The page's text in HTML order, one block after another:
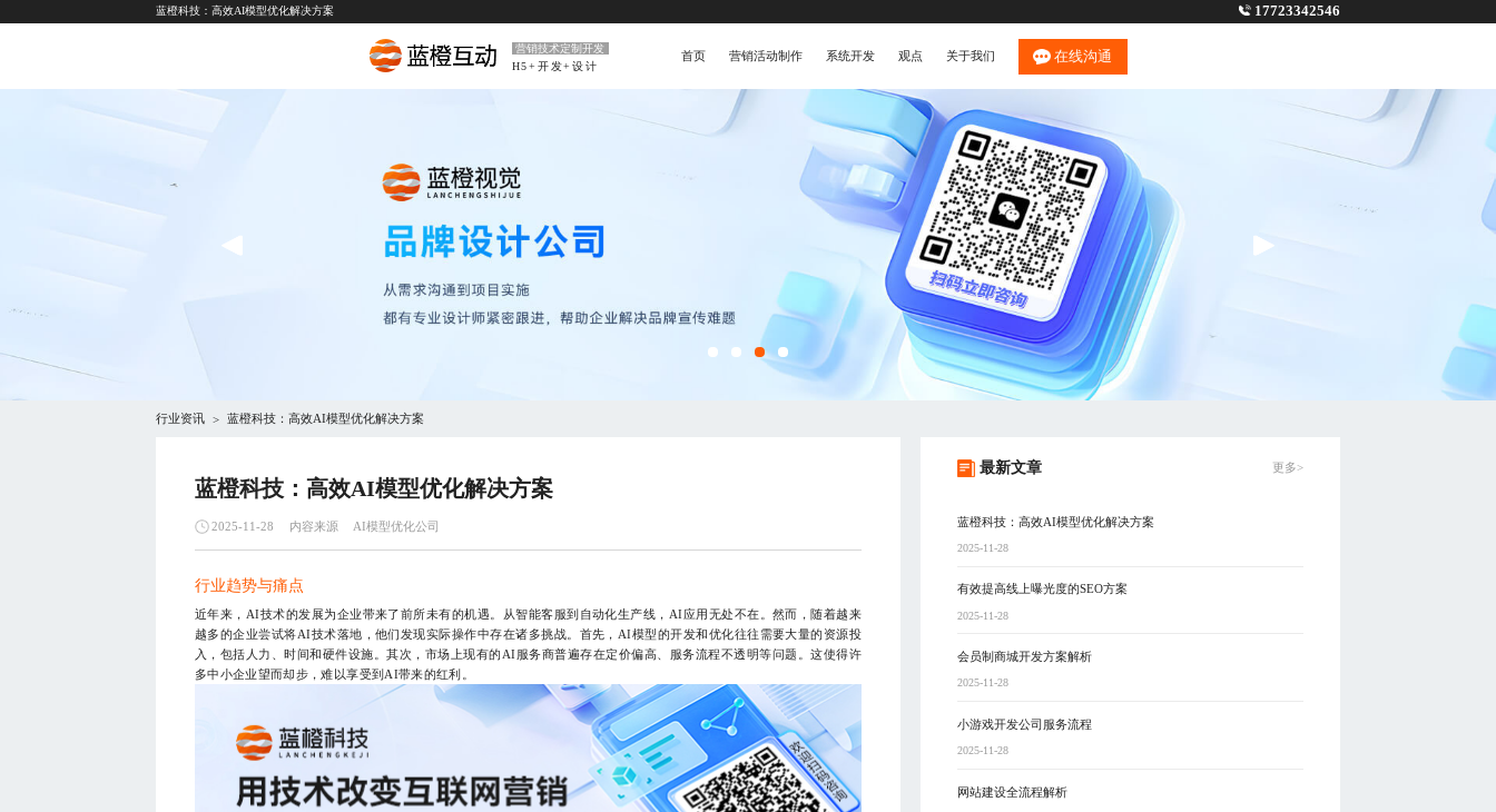
蓝橙科技：高效AI模型优化解决方案 17723342546
营销技术定制开发
H5+开发+设计
首页 营销活动制作 系统开发 观点 关于我们 在线沟通
行业资讯 > 蓝橙科技：高效AI模型优化解决方案
蓝橙科技：高效AI模型优化解决方案
2025-11-28 内容来源 AI模型优化公司
行业趋势与痛点
近年来，AI技术的发展为企业带来了前所未有的机遇。从智能客服到自动化生产线，AI应用无处不在。然而，随着越来
越多的企业尝试将AI技术落地，他们发现实际操作中存在诸多挑战。首先，AI模型的开发和优化往往需要大量的资源投
入，包括人力、时间和硬件设施。其次，市场上现有的AI服务商普遍存在定价偏高、服务流程不透明等问题。这使得许
多中小企业望而却步，难以享受到AI带来的红利。
最新文章 更多>
蓝橙科技：高效AI模型优化解决方案
2025-11-28
有效提高线上曝光度的SEO方案
2025-11-28
会员制商城开发方案解析
2025-11-28
小游戏开发公司服务流程
2025-11-28
网站建设全流程解析